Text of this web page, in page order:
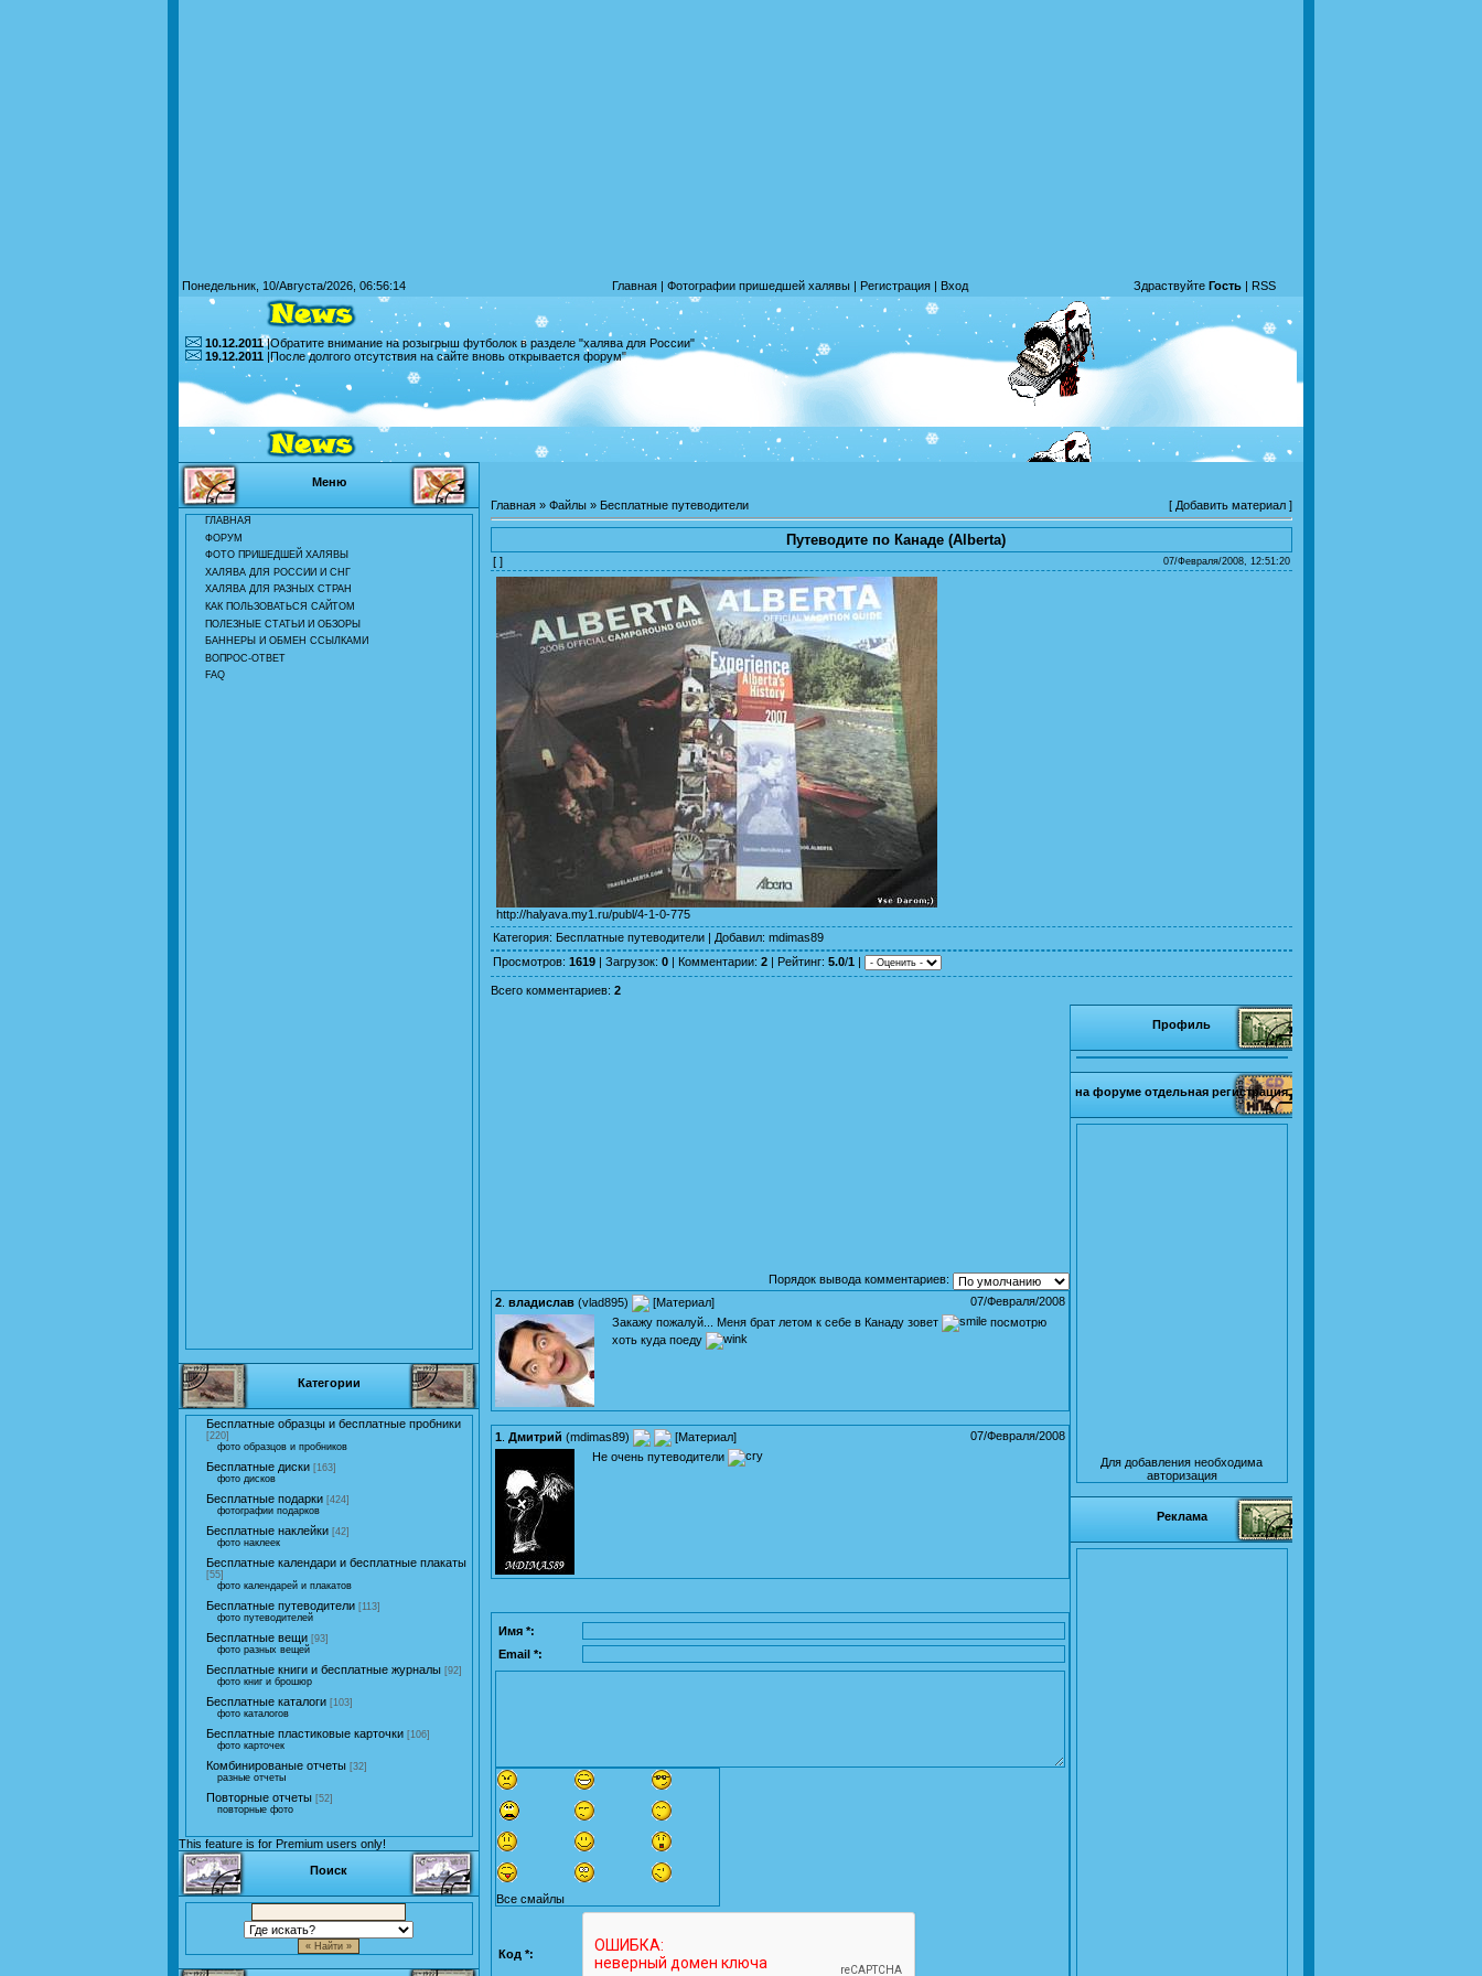
Понедельник, 10/Августа/2026, 06:56:14 Главная| Фотографии пришедшей халявы| Регистрация| Вход Здраствуйте Гость | RSS
10.12.2011|Обратите внимание на розыгрыш футболок в разделе "халява для России"
19.12.2011 |После долгого отсутствия на сайте вновь открывается форум"
Меню
ГЛАВНАЯ
ФОРУМ
ФОТО ПРИШЕДШЕЙ ХАЛЯВЫ
ХАЛЯВА ДЛЯ РОССИИ И СНГ
ХАЛЯВА ДЛЯ РАЗНЫХ СТРАН
КАК ПОЛЬЗОВАТЬСЯ САЙТОМ
ПОЛЕЗНЫЕ СТАТЬИ И ОБЗОРЫ
БАННЕРЫ И ОБМЕН ССЫЛКАМИ
ВОПРОС-ОТВЕТ
FAQ
Категории
Бесплатные образцы и бесплатные пробники
[220]
фото образцов и пробников
Бесплатные диски [163]
фото дисков
Бесплатные подарки [424]
фотографии подарков
Бесплатные наклейки [42]
фото наклеек
Бесплатные календари и бесплатные плакаты
[55]
фото календарей и плакатов
Бесплатные путеводители [113]
фото путеводителей
Бесплатные вещи [93]
фото разных вещей
Бесплатные книги и бесплатные журналы [92]
фото книг и брошюр
Бесплатные каталоги [103]
фото каталогов
Бесплатные пластиковые карточки [106]
фото карточек
Комбинированые отчеты [32]
разные отчеты
Повторные отчеты [52]
повторные фото
This feature is for Premium users only!
Поиск
Главная » Файлы » Бесплатные путеводители [ Добавить материал ]
Путеводите по Канаде (Alberta)
[ ] 07/Февраля/2008, 12:51:20
http://halyava.my1.ru/publ/4-1-0-775
Категория: Бесплатные путеводители | Добавил: mdimas89
Просмотров: 1619 | Загрузок: 0 | Комментарии: 2 | Рейтинг: 5.0/1 |
Всего комментариев: 2
Порядок вывода комментариев:
07/Февраля/2008
2 владислав (vlad895) [Материал]
Закажу пожалуй... Меня брат летом к себе в Канаду зовет
посмотрю
хоть куда поеду
07/Февраля/2008
1 Дмитрий (mdimas89) [Материал]
Не очень путеводители
Имя *:
Email *:
Все смайлы
Код *:
Профиль
на форуме отдельная регистрация
Для добавления необходима
авторизация
Реклама